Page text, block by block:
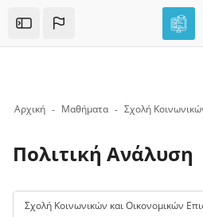
Skip to sidebar navigation menu
Skip to mobile navigation menu
Skip to top bar navigation menu
Μετάβαση στο κεντρικό περιεχόμενο
Open the sidebar
Αρχική Μαθήματα
Πολιτική Ανάλυση
Μπλοκ
Κατηγορίες μαθημάτων